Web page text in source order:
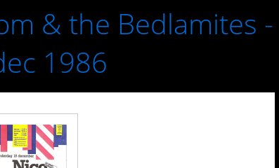
& the Bedlamites -
1986